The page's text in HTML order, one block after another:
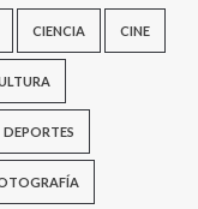
CIENCIA CINE
DEPORTES